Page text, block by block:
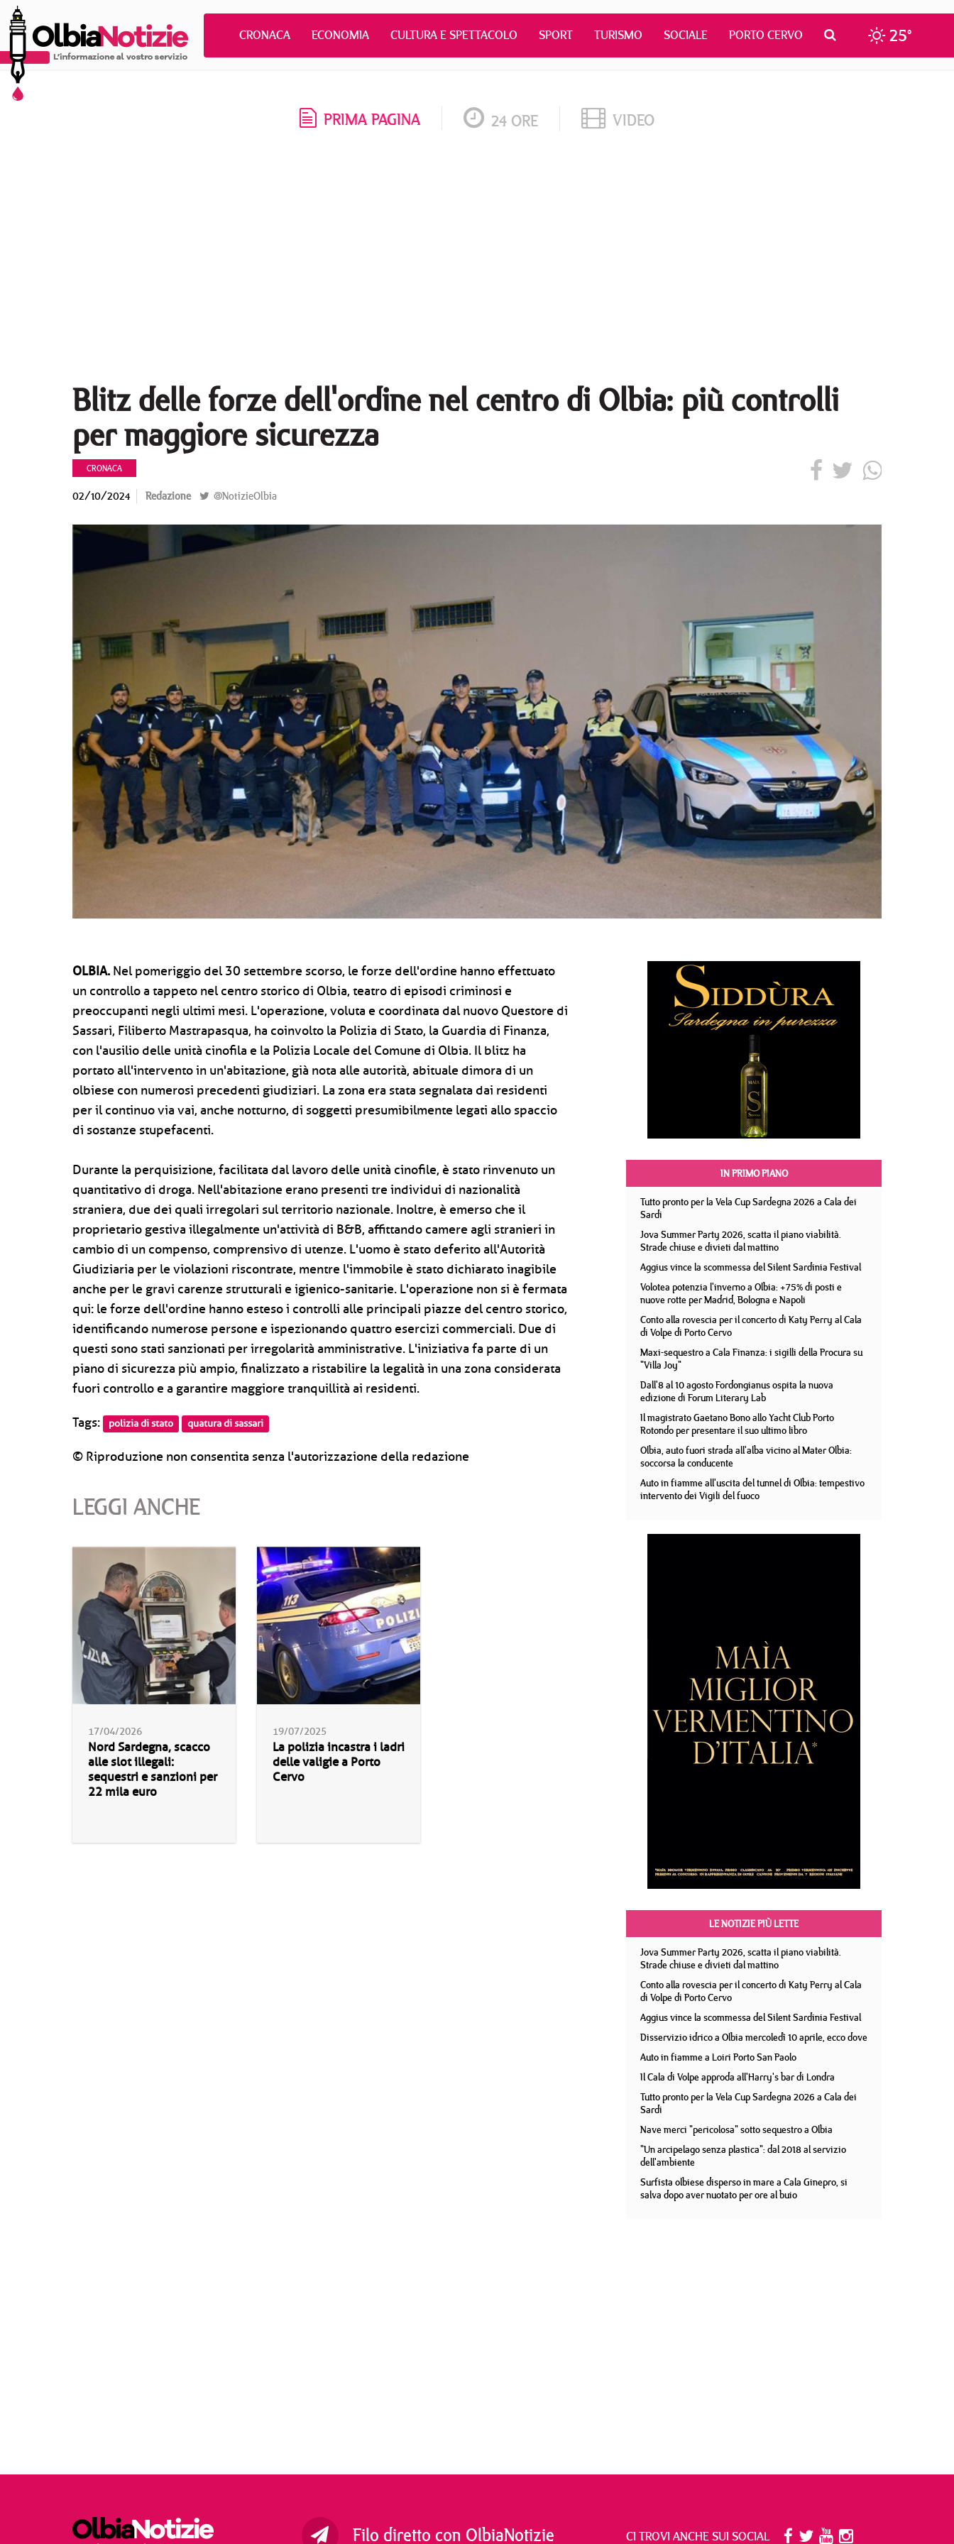
CRONACA ECONOMIA CULTURA E SPETTACOLO SPORT TURISMO SOCIALE PORTO CERVO 25°
PRIMA PAGINA 24 ORE VIDEO
Blitz delle forze dell'ordine nel centro di Olbia: più controlli
per maggiore sicurezza
CRONACA
02/10/2024 Redazione @NotizieOlbia
OLBIA. Nel pomeriggio del 30 settembre scorso, le forze dell'ordine hanno effettuato
un controllo a tappeto nel centro storico di Olbia, teatro di episodi criminosi e
preoccupanti negli ultimi mesi. L'operazione, voluta e coordinata dal nuovo Questore di
Sassari, Filiberto Mastrapasqua, ha coinvolto la Polizia di Stato, la Guardia di Finanza,
con l'ausilio delle unità cinofila e la Polizia Locale del Comune di Olbia. Il blitz ha
portato all'intervento in un'abitazione, già nota alle autorità, abituale dimora di un
olbiese con numerosi precedenti giudiziari. La zona era stata segnalata dai residenti
per il continuo via vai, anche notturno, di soggetti presumibilmente legati allo spaccio
di sostanze stupefacenti.
Durante la perquisizione, facilitata dal lavoro delle unità cinofile, è stato rinvenuto un
quantitativo di droga. Nell'abitazione erano presenti tre individui di nazionalità
straniera, due dei quali irregolari sul territorio nazionale. Inoltre, è emerso che il
proprietario gestiva illegalmente un'attività di B&B, affittando camere agli stranieri in
cambio di un compenso, comprensivo di utenze. L'uomo è stato deferito all'Autorità
Giudiziaria per le violazioni riscontrate, mentre l'immobile è stato dichiarato inagibile
anche per le gravi carenze strutturali e igienico-sanitarie. L'operazione non si è fermata
qui: le forze dell'ordine hanno esteso i controlli alle principali piazze del centro storico,
identificando numerose persone e ispezionando quattro esercizi commerciali. Due di
questi sono stati sanzionati per irregolarità amministrative. L'iniziativa fa parte di un
piano di sicurezza più ampio, finalizzato a ristabilire la legalità in una zona considerata
fuori controllo e a garantire maggiore tranquillità ai residenti.
Tags: polizia di stato quatura di sassari
© Riproduzione non consentita senza l'autorizzazione della redazione
LEGGI ANCHE
17/04/2026
Nord Sardegna, scacco
alle slot illegali:
sequestri e sanzioni per
22 mila euro
19/07/2025
La polizia incastra i ladri
delle valigie a Porto
Cervo
IN PRIMO PIANO
Tutto pronto per la Vela Cup Sardegna 2026 a Cala dei
Sardi
Jova Summer Party 2026, scatta il piano viabilità.
Strade chiuse e divieti dal mattino
Aggius vince la scommessa del Silent Sardinia Festival
Volotea potenzia l'inverno a Olbia: +75% di posti e
nuove rotte per Madrid, Bologna e Napoli
Conto alla rovescia per il concerto di Katy Perry al Cala
di Volpe di Porto Cervo
Maxi-sequestro a Cala Finanza: i sigilli della Procura su
"Villa Joy"
Dall'8 al 10 agosto Fordongianus ospita la nuova
edizione di Forum Literary Lab
Il magistrato Gaetano Bono allo Yacht Club Porto
Rotondo per presentare il suo ultimo libro
Olbia, auto fuori strada all'alba vicino al Mater Olbia:
soccorsa la conducente
Auto in fiamme all'uscita del tunnel di Olbia: tempestivo
intervento dei Vigili del fuoco
LE NOTIZIE PIÙ LETTE
Jova Summer Party 2026, scatta il piano viabilità.
Strade chiuse e divieti dal mattino
Conto alla rovescia per il concerto di Katy Perry al Cala
di Volpe di Porto Cervo
Aggius vince la scommessa del Silent Sardinia Festival
Disservizio idrico a Olbia mercoledì 10 aprile, ecco dove
Auto in fiamme a Loiri Porto San Paolo
Il Cala di Volpe approda all'Harry's bar di Londra
Tutto pronto per la Vela Cup Sardegna 2026 a Cala dei
Sardi
Nave merci "pericolosa" sotto sequestro a Olbia
"Un arcipelago senza plastica": dal 2018 al servizio
dell'ambiente
Surfista olbiese disperso in mare a Cala Ginepro, si
salva dopo aver nuotato per ore al buio
Filo diretto con OlbiaNotizie CI TROVI ANCHE SUI SOCIAL